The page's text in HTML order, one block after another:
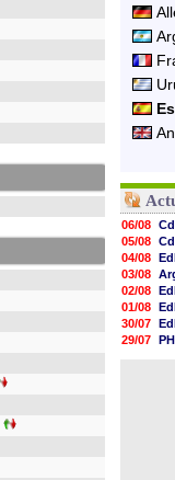
06/08
05/08
04/08
03/08
02/08
01/08
30/07
29/07